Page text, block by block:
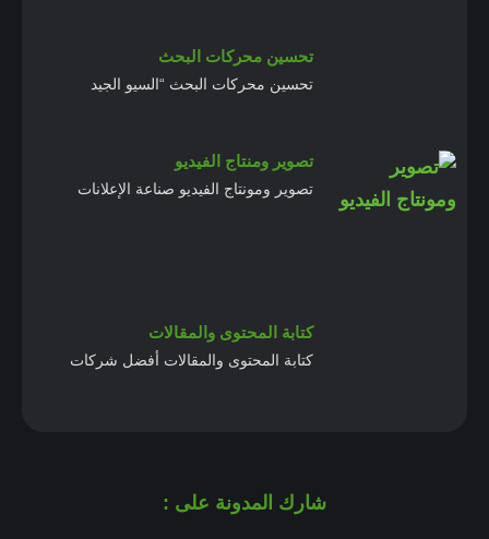
تحسين محركات البحث
تحسين محركات البحث “السيو الجيد
تصوير ومنتاج الفيديو
تصوير ومونتاج الفيديو صناعة الإعلانات
كتابة المحتوى والمقالات
كتابة المحتوى والمقالات أفضل شركات
شارك المدونة على :